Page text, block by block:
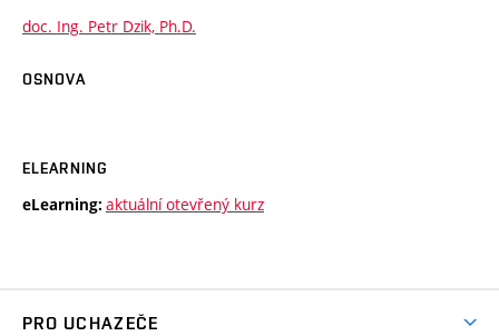
doc. Ing. Petr Dzik, Ph.D.
OSNOVA
ELEARNING
eLearning: aktuální otevřený kurz
PRO UCHAZEČE